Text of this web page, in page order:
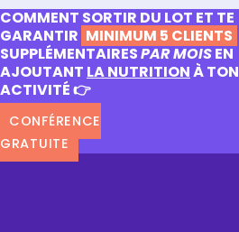
COMMENT SORTIR DU LOT ET TE
GARANTIR MINIMUM 5 CLIENTS
SUPPLÉMENTAIRESPAR MOISEN
AJOUTANT LA NUTRITIONÀ TON
ACTIVITÉ 👉
CONFÉRENCE
GRATUITE